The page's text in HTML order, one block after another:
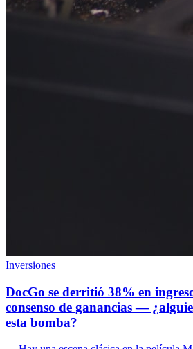
Inversiones
DocGo se derritió 38% en
consenso de ganancias —
esta bomba?